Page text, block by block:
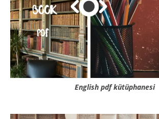
English pdf kütüphanesi